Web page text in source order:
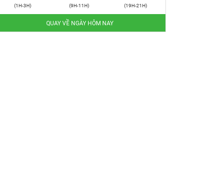
(1H-3H)
(9H-11H)
(19H-21H)
QUAY VỀ NGÀY HÔM NAY